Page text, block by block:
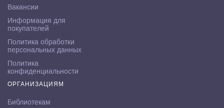
Вакансии
Информация для
покупателей
Политика обработки
персональных данных
Политика
конфиденциальности
ОРГАНИЗАЦИЯМ
Библиотекам